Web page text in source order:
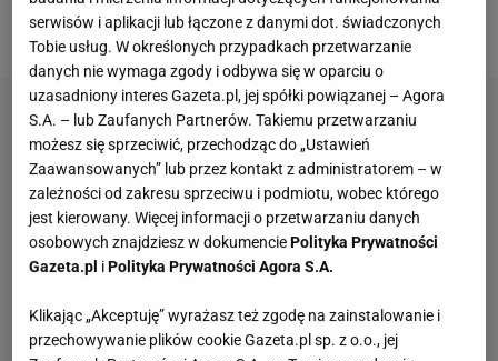
na koncie dziesięć bramek oraz jedną asystę.
serwisów i aplikacji lub łączone z danymi dot. świadczonych
Tobie usług. W określonych przypadkach przetwarzanie
danych nie wymaga zgody i odbywa się w oparciu o
uzasadniony interes Gazeta.pl, jej spółki powiązanej – Agora
S.A. – lub Zaufanych Partnerów. Takiemu przetwarzaniu
możesz się sprzeciwić, przechodząc do „Ustawień
Zaawansowanych” lub przez kontakt z administratorem – w
zależności od zakresu sprzeciwu i podmiotu, wobec którego
jest kierowany. Więcej informacji o przetwarzaniu danych
osobowych znajdziesz w dokumenciePolityka Prywatności
Gazeta.pl iPolityka Prywatności Agora S.A.
Klikając „Akceptuję” wyrażasz też zgodę na zainstalowanie i
przechowywanie plików cookie Gazeta.pl sp. z o.o., jej